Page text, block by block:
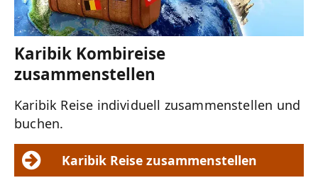
Karibik Kombireise
zusammenstellen
Karibik Reise individuell zusammenstellen und
buchen.
Karibik Reise zusammenstellen